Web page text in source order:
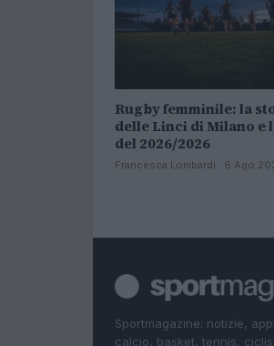
Rugby femminile: la
delle Linci di Milano e
del 2026/2026
Francesca Lombardi · 6 Ago
Sportmagazine: notizie,
calcio, basket, tennis,